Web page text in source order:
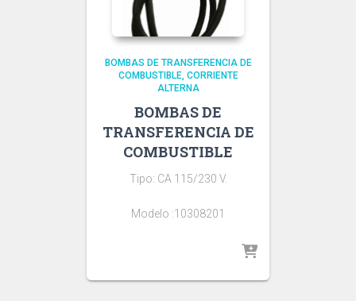
BOMBAS DE TRANSFERENCIA DE
COMBUSTIBLE CORRIENTE
ALTERNA
BOMBAS DE
TRANSFERENCIA DE
COMBUSTIBLE
Tipo: CA 115/230 V.
Modelo :10308201